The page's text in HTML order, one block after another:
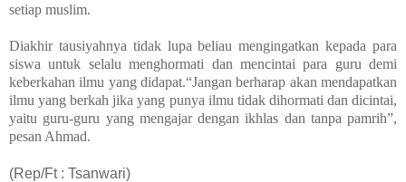
setiap muslim.
Diakhir tausiyahnya tidak lupa beliau mengingatkan kepada para
siswa untuk selalu menghormati dan mencintai para guru demi
keberkahan ilmu yang didapat.“Jangan berharap akan mendapatkan
ilmu yang berkah jika yang punya ilmu tidak dihormati dan dicintai,
yaitu guru-guru yang mengajar dengan ikhlas dan tanpa pamrih”,
pesan Ahmad.
(Rep/Ft : Tsanwari)